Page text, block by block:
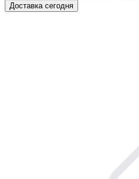
Доставка сегодня